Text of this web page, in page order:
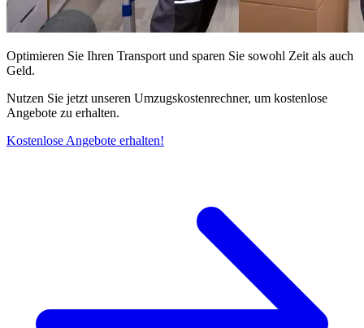
Optimieren Sie Ihren Transport und sparen Sie sowohl Zeit als auch
Geld.
Nutzen Sie jetzt unseren Umzugskostenrechner, um kostenlose
Angebote zu erhalten.
Kostenlose Angebote erhalten!